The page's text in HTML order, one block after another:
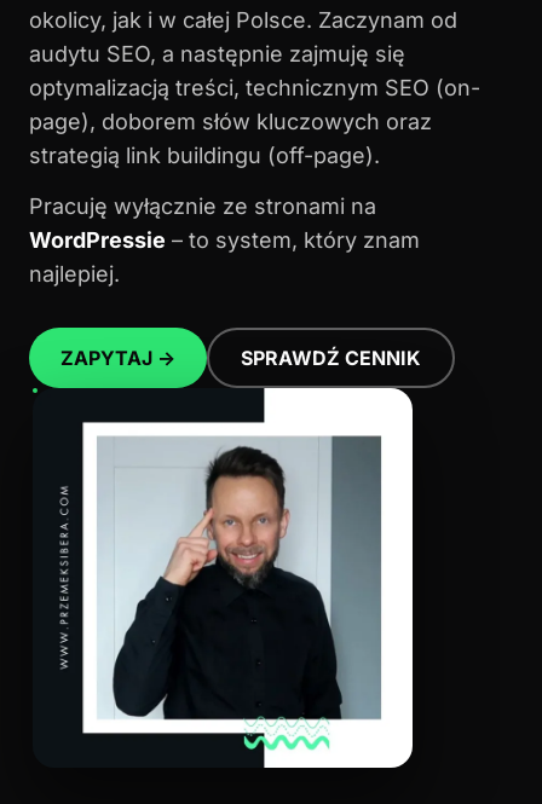
okolicy, jak i w całej Polsce. Zaczynam od
audytu SEO, a następnie zajmuję się
optymalizacją treści, technicznym SEO (on-
page), doborem słów kluczowych oraz
strategią link buildingu (off-page).
Pracuję wyłącznie ze stronami na
WordPressie – to system, który znam
najlepiej.
ZAPYTAJ → SPRAWDŹ CENNIK